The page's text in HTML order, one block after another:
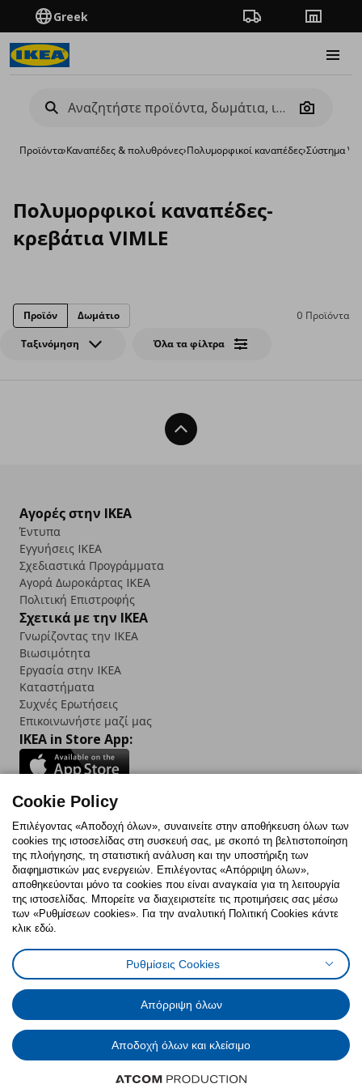
Greek Πορεία παραγγελίας
Camera
Προϊόντα›Καναπέδες & πολυθρόνες›Πολυμορφικοί καναπέδες›Σύστημα
Πολυμορφικοί καναπέδες-
κρεβάτια VIMLE
Ταξινόμηση Όλα τα φίλτρα
0 Προϊόντα
Προϊόν Δωμάτιο
Back To Top
Αγορές στην IKEA
Έντυπα
Εγγυήσεις IKEA
Σχεδιαστικά Προγράμματα
Αγορά Δωρoκάρτας IKEA
Πολιτική Επιστροφής
Σχετικά με την IKEA
Γνωρίζοντας την IKEA
Βιωσιμότητα
Εργασία στην IKEA
Καταστήματα
Συχνές Ερωτήσεις
Επικοινωνήστε μαζί μας
IKEA in Store App:
Follow us:
FacebookInstagram
TikTokYoutubePinterestTwitter
Πολιτική CookiesΔήλωση ψηφιακής προσβασιμότητας
Ρυθμίσεις cookiesΌροι Χρήσης
Γενική Πολιτική Προσωπικών Δεδομένων
Πολιτική Προσωπικών Δεδομένων για ΙΚΕΑ.gr
Κώδικας Καταναλωτικής Δεοντολογίας
© Inter-IKEA Systems B.V. 1999 - 2025
Cookie Policy
Επιλέγοντας «Αποδοχή όλων», συναινείτε στην αποθήκευση όλων των
cookies της ιστοσελίδας στη συσκευή σας, με σκοπό τη βελτιστοποίηση
της πλοήγησης, τη στατιστική ανάλυση και την υποστήριξη των
διαφημιστικών μας ενεργειών. Επιλέγοντας «Απόρριψη όλων»,
αποθηκεύονται μόνο τα cookies που είναι αναγκαία για τη λειτουργία
της ιστοσελίδας. Μπορείτε να διαχειριστείτε τις προτιμήσεις σας μέσω
των «Ρυθμίσεων cookies». Για την αναλυτική Πολιτική Cookies κάντε
κλικ εδώ.
Ρυθμίσεις Cookies
Απόρριψη όλων
Αποδοχή όλων και κλείσιμο